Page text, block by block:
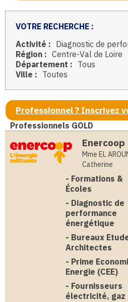
VOTRE RECHERCHE :
Activité : Diagnostic de
Région : Centre-Val de Loire
Département : Tous
Ville : Toutes
Professionnel ? Inscrivez
Professionnels GOLD
Enercoop
Mme EL
Catherine
- Formations &
Écoles
- Diagnostic de
performance
énergétique
- Bureaux
Architectes
- Prime
Energie (CEE)
- Fournisseurs
électricité, gaz